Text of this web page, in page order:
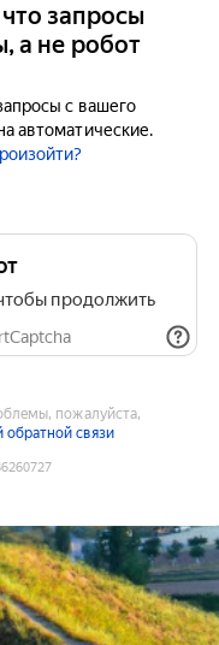
запросы
а не робот
с вашего
автоматические.
продолжить
пожалуйста,
связи